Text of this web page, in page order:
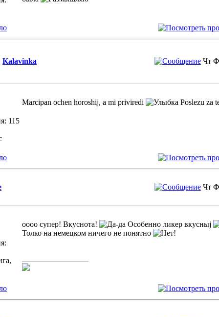
Kalavinka Чт
115
Marcipan ochen horoshij, a mi priviredi Poslezu za
Чт
оооо супер! Вкуснота!
Особенно ликер вкусныј
Толко на немецком ничего не понятно